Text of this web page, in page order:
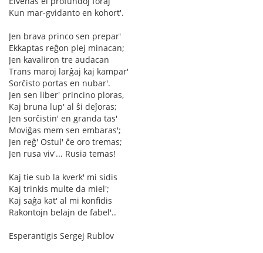
Kun mar-gvidanto en kohort'.
Jen brava princo sen prepar'
Ekkaptas reĝon plej minacan;
Jen kavaliron tre audacan
Trans maroj larĝaj kaj kampar'
Sorĉisto portas en nubar'.
Jen sen liber' princino ploras,
Kaj bruna lup' al ŝi deĵoras;
Jen sorĉistin' en granda tas'
Moviĝas mem sen embaras';
Jen reĝ' Ostul' ĉe oro tremas;
Jen rusa viv'... Rusia temas!
Kaj tie sub la kverk' mi sidis
Kaj trinkis multe da miel';
Kaj saĝa kat' al mi konfidis
Rakontojn belajn de fabel'..
Esperantigis Sergej Rublov